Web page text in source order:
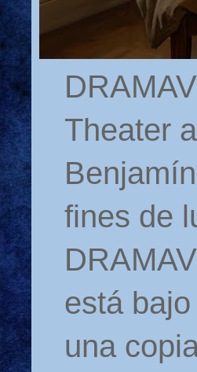
Theater
fines de
está
una